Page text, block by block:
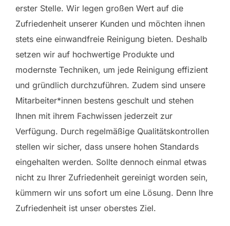
erster Stelle. Wir legen großen Wert auf die
Zufriedenheit unserer Kunden und möchten ihnen
stets eine einwandfreie Reinigung bieten. Deshalb
setzen wir auf hochwertige Produkte und
modernste Techniken, um jede Reinigung effizient
und gründlich durchzuführen. Zudem sind unsere
Mitarbeiter*innen bestens geschult und stehen
Ihnen mit ihrem Fachwissen jederzeit zur
Verfügung. Durch regelmäßige Qualitätskontrollen
stellen wir sicher, dass unsere hohen Standards
eingehalten werden. Sollte dennoch einmal etwas
nicht zu Ihrer Zufriedenheit gereinigt worden sein,
kümmern wir uns sofort um eine Lösung. Denn Ihre
Zufriedenheit ist unser oberstes Ziel.